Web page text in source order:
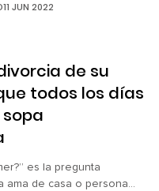
podemos hacerlo.
11 JUN 2022
de su
todos los días
es la pregunta
ama de casa o persona